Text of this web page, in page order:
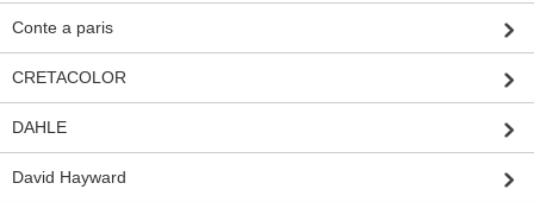
Conte a paris
CRETACOLOR
DAHLE
David Hayward